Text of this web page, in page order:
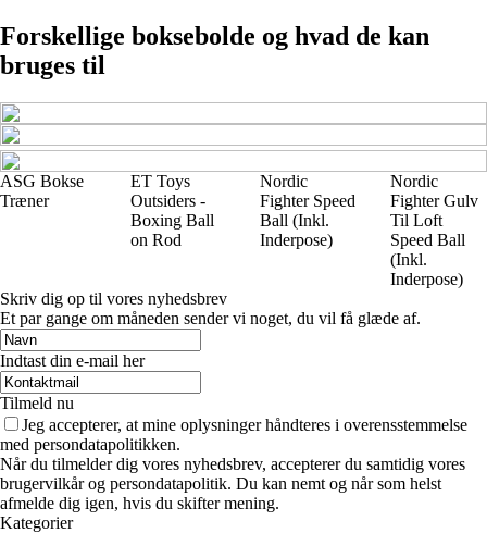
Forskellige boksebolde og hvad de kan
bruges til
ASG Bokse
Træner
ET Toys
Outsiders -
Boxing Ball
on Rod
Nordic
Fighter Speed
Ball (Inkl.
Inderpose)
Nordic
Fighter Gulv
Til Loft
Speed Ball
(Inkl.
Inderpose)
Skriv dig op til vores nyhedsbrev
Et par gange om måneden sender vi noget, du vil få glæde af.
Indtast din e-mail her
Tilmeld nu
Jeg accepterer, at mine oplysninger håndteres i overensstemmelse
med persondatapolitikken.
Når du tilmelder dig vores nyhedsbrev, accepterer du samtidig vores
brugervilkår og persondatapolitik. Du kan nemt og når som helst
afmelde dig igen, hvis du skifter mening.
Kategorier